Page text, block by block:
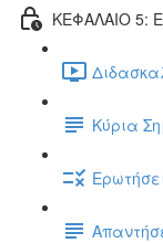
ΚΕΦΑΛΑΙΟ 5:
Κύρια